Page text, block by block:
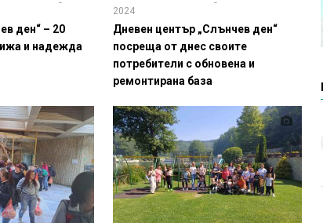
ден“ – 20
и надежда
2024
Дневен център „Слънчев ден“
посреща от днес своите
потребители с обновена и
ремонтирана база